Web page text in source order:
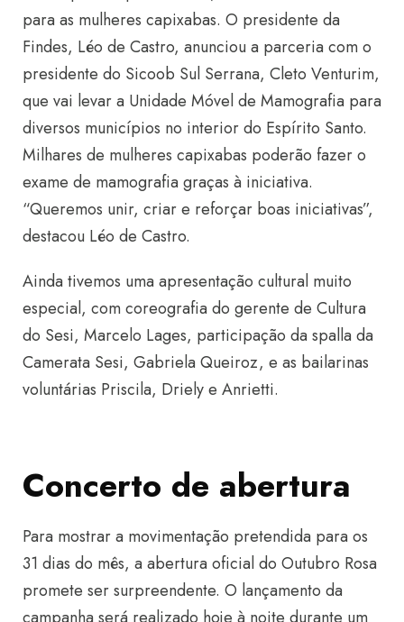
para as mulheres capixabas. O presidente da
Findes, Léo de Castro, anunciou a parceria com o
presidente do Sicoob Sul Serrana, Cleto Venturim,
que vai levar a Unidade Móvel de Mamografia para
diversos municípios no interior do Espírito Santo.
Milhares de mulheres capixabas poderão fazer o
exame de mamografia graças à iniciativa.
“Queremos unir, criar e reforçar boas iniciativas”,
destacou Léo de Castro.
Ainda tivemos uma apresentação cultural muito
especial, com coreografia do gerente de Cultura
do Sesi, Marcelo Lages, participação da spalla da
Camerata Sesi, Gabriela Queiroz, e as bailarinas
voluntárias Priscila, Driely e Anrietti.
Concerto de abertura
Para mostrar a movimentação pretendida para os
31 dias do mês, a abertura oficial do Outubro Rosa
promete ser surpreendente. O lançamento da